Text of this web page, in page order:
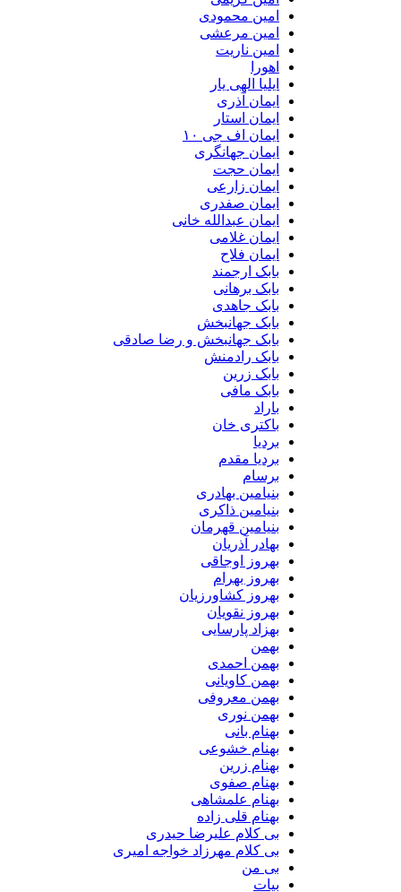
امین محمودی
امین مرعشی
امین ناریت
ایلیا الهی یار
ایمان آذری
ایمان استار
ایمان اف جی ۱۰
ایمان جهانگری
ایمان حجت
ایمان زارعی
ایمان صفدری
ایمان عبدالله خانی
ایمان غلامی
ایمان فلاح
بابک ارجمند
بابک برهانی
بابک جاهدی
بابک جهانبخش
بابک جهانبخش و رضا صادقی
بابک رادمنش
بابک زرین
بابک مافی
باکتری خان
بردیا مقدم
بنیامین بهادری
بنیامین ذاکری
بنیامین قهرمان
بهادر آذریان
بهروز اوجاقی
بهروز بهرام
بهروز کشاورزیان
بهروز نقویان
بهزاد پارسایی
بهمن احمدی
بهمن کاویانی
بهمن معروفی
بهمن نوری
بهنام بانی
بهنام خشوعی
بهنام زرین
بهنام صفوی
بهنام علمشاهی
بهنام قلی زاده
بی کلام علیرضا حیدری
بی کلام مهرزاد خواجه امیری